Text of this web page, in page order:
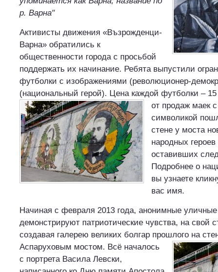
р. Варна"
Активисты движения «Възрожденци-
Варна» обратились к
общественности города с просьбой
поддержать их начинание. Ребята выпустили
футболки с изображениями (революционер-
(национальный герой). Цена каждой футболки –
от продаж маек
символикой
стене у моста
народных
оставивших
Подробнее о
вы узнаете
вас имя.
Начиная с февраля 2013 года, анонимные
демонстрируют патриотические чувства, на свой
создавая галерею великих болгар прошлого на
Аспаруховым мостом. Всё началось
с портрета Васила Левски,